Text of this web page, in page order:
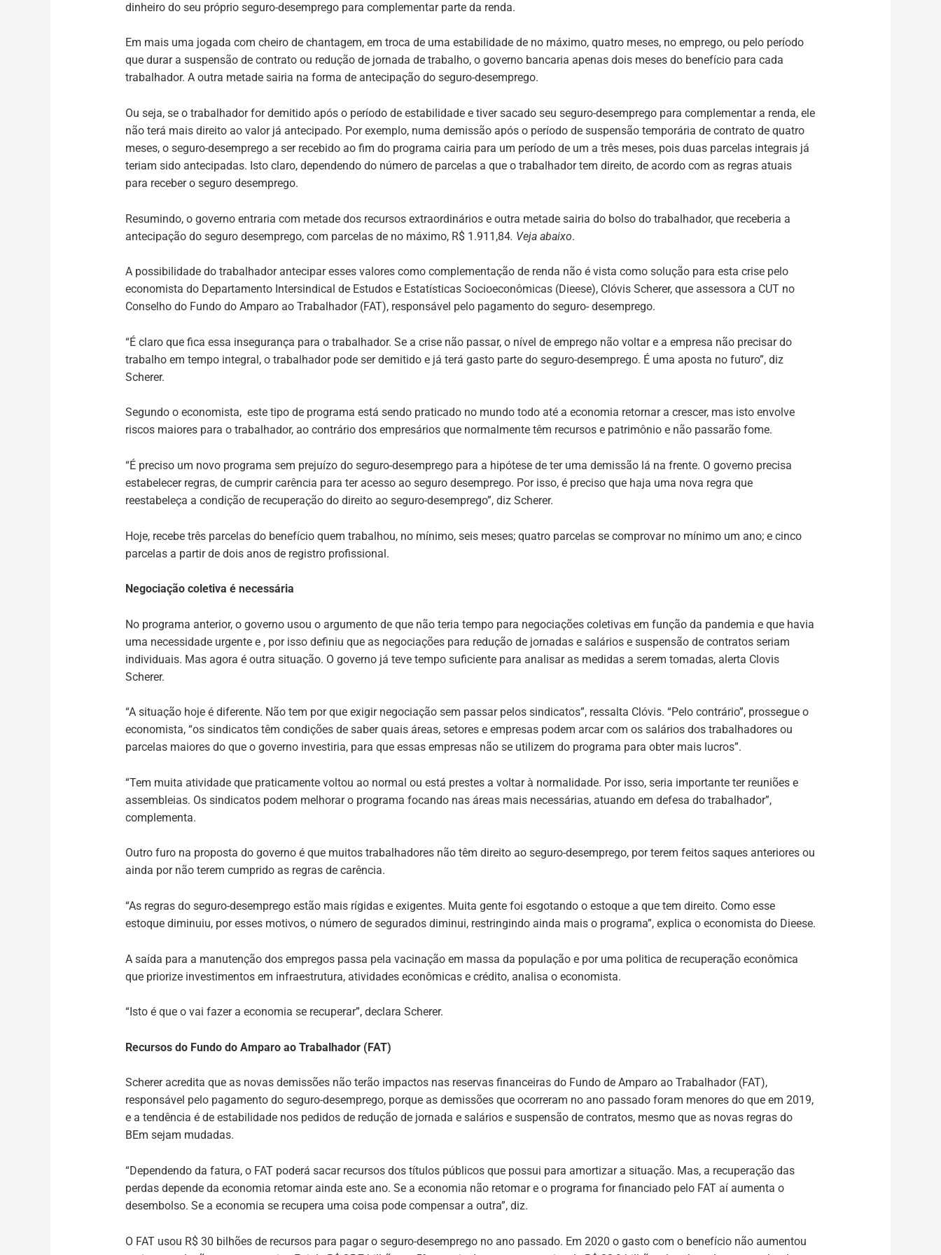
dinheiro do seu próprio seguro-desemprego para complementar parte da renda.
Em mais uma jogada com cheiro de chantagem, em troca de uma estabilidade de no máximo, quatro meses, no emprego, ou pelo período
que durar a suspensão de contrato ou redução de jornada de trabalho, o governo bancaria apenas dois meses do benefício para cada
trabalhador. A outra metade sairia na forma de antecipação do seguro-desemprego.
Ou seja, se o trabalhador for demitido após o período de estabilidade e tiver sacado seu seguro-desemprego para complementar a renda, ele
não terá mais direito ao valor já antecipado. Por exemplo, numa demissão após o período de suspensão temporária de contrato de quatro
meses, o seguro-desemprego a ser recebido ao fim do programa cairia para um período de um a três meses, pois duas parcelas integrais já
teriam sido antecipadas. Isto claro, dependendo do número de parcelas a que o trabalhador tem direito, de acordo com as regras atuais
para receber o seguro desemprego.
Resumindo, o governo entraria com metade dos recursos extraordinários e outra metade sairia do bolso do trabalhador, que receberia a
antecipação do seguro desemprego, com parcelas de no máximo, R$ 1.911,84. Veja abaixo.
A possibilidade do trabalhador antecipar esses valores como complementação de renda não é vista como solução para esta crise pelo
economista do Departamento Intersindical de Estudos e Estatísticas Socioeconômicas (Dieese), Clóvis Scherer, que assessora a CUT no
Conselho do Fundo do Amparo ao Trabalhador (FAT), responsável pelo pagamento do seguro- desemprego.
“É claro que fica essa insegurança para o trabalhador. Se a crise não passar, o nível de emprego não voltar e a empresa não precisar do
trabalho em tempo integral, o trabalhador pode ser demitido e já terá gasto parte do seguro-desemprego. É uma aposta no futuro”, diz
Scherer.
Segundo o economista, este tipo de programa está sendo praticado no mundo todo até a economia retornar a crescer, mas isto envolve
riscos maiores para o trabalhador, ao contrário dos empresários que normalmente têm recursos e patrimônio e não passarão fome.
“É preciso um novo programa sem prejuízo do seguro-desemprego para a hipótese de ter uma demissão lá na frente. O governo precisa
estabelecer regras, de cumprir carência para ter acesso ao seguro desemprego. Por isso, é preciso que haja uma nova regra que
reestabeleça a condição de recuperação do direito ao seguro-desemprego”, diz Scherer.
Hoje, recebe três parcelas do benefício quem trabalhou, no mínimo, seis meses; quatro parcelas se comprovar no mínimo um ano; e cinco
parcelas a partir de dois anos de registro profissional.
Negociação coletiva é necessária
No programa anterior, o governo usou o argumento de que não teria tempo para negociações coletivas em função da pandemia e que havia
uma necessidade urgente e , por isso definiu que as negociações para redução de jornadas e salários e suspensão de contratos seriam
individuais. Mas agora é outra situação. O governo já teve tempo suficiente para analisar as medidas a serem tomadas, alerta Clovis
Scherer.
“A situação hoje é diferente. Não tem por que exigir negociação sem passar pelos sindicatos”, ressalta Clóvis. “Pelo contrário”, prossegue o
economista, “os sindicatos têm condições de saber quais áreas, setores e empresas podem arcar com os salários dos trabalhadores ou
parcelas maiores do que o governo investiria, para que essas empresas não se utilizem do programa para obter mais lucros”.
“Tem muita atividade que praticamente voltou ao normal ou está prestes a voltar à normalidade. Por isso, seria importante ter reuniões e
assembleias. Os sindicatos podem melhorar o programa focando nas áreas mais necessárias, atuando em defesa do trabalhador”,
complementa.
Outro furo na proposta do governo é que muitos trabalhadores não têm direito ao seguro-desemprego, por terem feitos saques anteriores ou
ainda por não terem cumprido as regras de carência.
“As regras do seguro-desemprego estão mais rígidas e exigentes. Muita gente foi esgotando o estoque a que tem direito. Como esse
estoque diminuiu, por esses motivos, o número de segurados diminui, restringindo ainda mais o programa”, explica o economista do Dieese.
A saída para a manutenção dos empregos passa pela vacinação em massa da população e por uma politica de recuperação econômica
que priorize investimentos em infraestrutura, atividades econômicas e crédito, analisa o economista.
“Isto é que o vai fazer a economia se recuperar”, declara Scherer.
Recursos do Fundo do Amparo ao Trabalhador (FAT)
Scherer acredita que as novas demissões não terão impactos nas reservas financeiras do Fundo de Amparo ao Trabalhador (FAT),
responsável pelo pagamento do seguro-desemprego, porque as demissões que ocorreram no ano passado foram menores do que em 2019,
e a tendência é de estabilidade nos pedidos de redução de jornada e salários e suspensão de contratos, mesmo que as novas regras do
BEm sejam mudadas.
“Dependendo da fatura, o FAT poderá sacar recursos dos títulos públicos que possui para amortizar a situação. Mas, a recuperação das
perdas depende da economia retomar ainda este ano. Se a economia não retomar e o programa for financiado pelo FAT aí aumenta o
desembolso. Se a economia se recupera uma coisa pode compensar a outra”, diz.
O FAT usou R$ 30 bilhões de recursos para pagar o seguro-desemprego no ano passado. Em 2020 o gasto com o benefício não aumentou